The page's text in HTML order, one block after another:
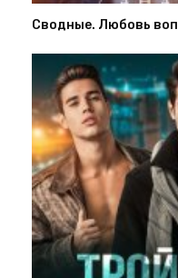
Сводные. Любовь